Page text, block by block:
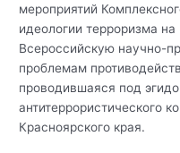
мероприятий
идеологии терроризма
Всероссийскую научно-
проблемам
проводившаяся под
антитеррористического
Красноярского края.